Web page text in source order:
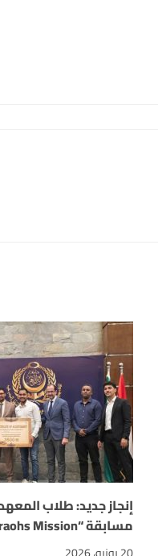
إنجاز جديد: طلاب
مسابقة “Pharaohs Mission” بالأكاديمية العربية